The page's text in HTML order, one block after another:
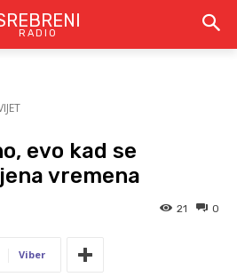
RADIO
evo kad se
vremena
0
21
Viber